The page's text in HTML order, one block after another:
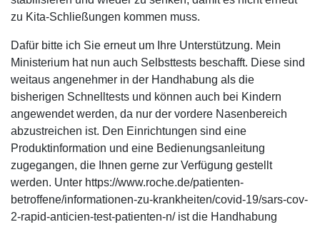
zu Kita-Schließungen kommen muss.
Dafür bitte ich Sie erneut um Ihre Unterstützung. Mein
Ministerium hat nun auch Selbsttests beschafft. Diese sind
weitaus angenehmer in der Handhabung als die
bisherigen Schnelltests und können auch bei Kindern
angewendet werden, da nur der vordere Nasenbereich
abzustreichen ist. Den Einrichtungen sind eine
Produktinformation und eine Bedienungsanleitung
zugegangen, die Ihnen gerne zur Verfügung gestellt
werden. Unter https://www.roche.de/patienten-
betroffene/informationen-zu-krankheiten/covid-19/sars-cov-
2-rapid-anticien-test-patienten-n/ ist die Handhabung